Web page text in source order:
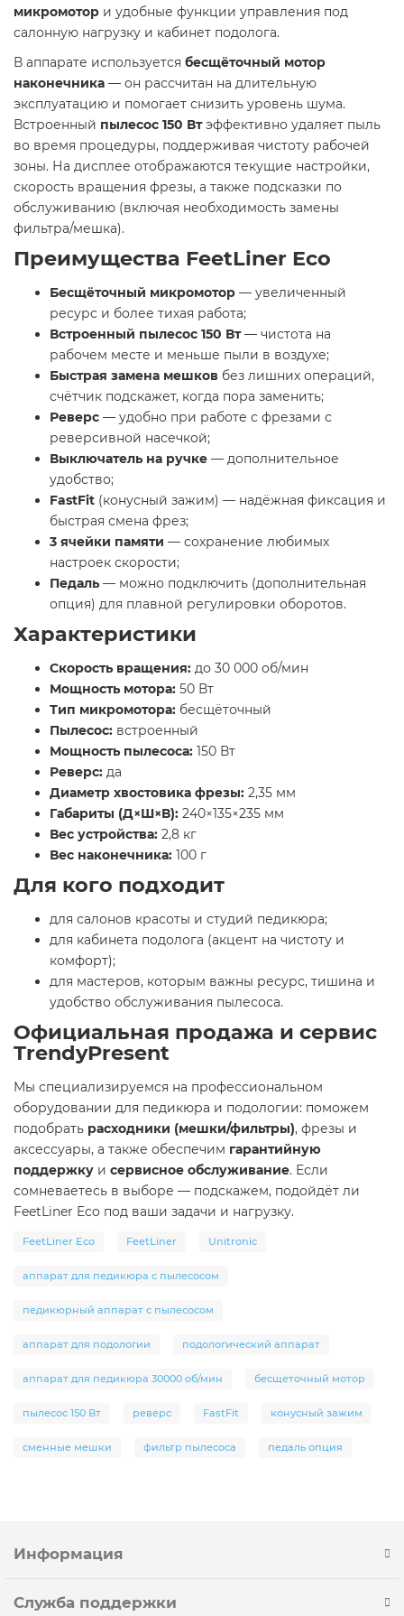
микромотор и удобные функции управления под
салонную нагрузку и кабинет подолога.
В аппарате используется бесщёточный мотор
наконечника — он рассчитан на длительную
эксплуатацию и помогает снизить уровень шума.
Встроенный пылесос 150 Втэффективно удаляет пыль
во время процедуры, поддерживая чистоту рабочей
зоны. На дисплее отображаются текущие настройки,
скорость вращения фрезы, а также подсказки по
обслуживанию (включая необходимость замены
фильтра/мешка).
Преимущества FeetLiner Eco
Бесщёточный микромотор — увеличенный
ресурс и более тихая работа;
Встроенный пылесос 150 Вт— чистота на
рабочем месте и меньше пыли в воздухе;
Быстрая замена мешков без лишних операций,
счётчик подскажет, когда пора заменить;
Реверс — удобно при работе с фрезами с
реверсивной насечкой;
Выключатель на ручке — дополнительное
удобство;
FastFit (конусный зажим) — надёжная фиксация и
быстрая смена фрез;
3 ячейки памяти — сохранение любимых
настроек скорости;
Педаль — можно подключить (дополнительная
опция) для плавной регулировки оборотов.
Характеристики
Скорость вращения: до 30 000 об/мин
Мощность мотора: 50 Вт
Тип микромотора: бесщёточный
Пылесос: встроенный
Мощность пылесоса: 150 Вт
Реверс: да
Диаметр хвостовика фрезы: 2,35 мм
Габариты (Д×Ш×В): 240×135×235 мм
Вес устройства: 2,8 кг
Вес наконечника: 100 г
Для кого подходит
для салонов красоты и студий педикюра;
для кабинета подолога (акцент на чистоту и
комфорт);
для мастеров, которым важны ресурс, тишина и
удобство обслуживания пылесоса.
Официальная продажа и сервис
TrendyPresent
Мы специализируемся на профессиональном
оборудовании для педикюра и подологии: поможем
подобрать расходники (мешки/фильтры), фрезы и
аксессуары, а также обеспечим гарантийную
поддержку и сервисное обслуживание. Если
сомневаетесь в выборе — подскажем, подойдёт ли
FeetLiner Eco под ваши задачи и нагрузку.
FeetLiner Eco FeetLiner Unitronic
аппарат для педикюра с пылесосом
педикюрный аппарат с пылесосом
аппарат для подологии подологический аппарат
аппарат для педикюра 30000 об/мин бесщеточный мотор
пылесос 150 Вт реверс FastFit конусный зажим
сменные мешки фильтр пылесоса педаль опция
Информация
Служба поддержки